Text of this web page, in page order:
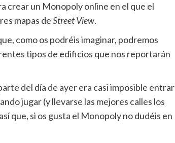
crear un Monopoly online en el que el
mapas deStreet View.
como os podréis imaginar, podremos
tipos de edificios que nos reportarán
del día de ayer era casi imposible entrar
jugar (y llevarse las mejores calles los
que, si os gusta el Monopoly no dudéis en